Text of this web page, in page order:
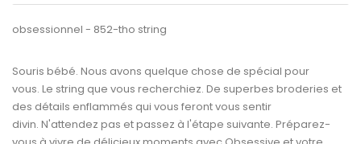
obsessionnel - 852-tho string
Souris bébé. Nous avons quelque chose de spécial pour
vous. Le string que vous recherchiez. De superbes broderies et
des détails enflammés qui vous feront vous sentir
divin. N'attendez pas et passez à l'étape suivante. Préparez-